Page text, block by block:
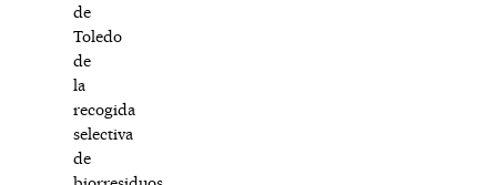
de
Toledo
de
la
recogida
selectiva
de